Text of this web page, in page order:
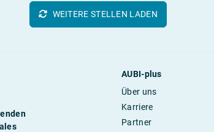
WEITERE STELLEN LADEN
AUBI-plus
Über uns
Karriere
Partner